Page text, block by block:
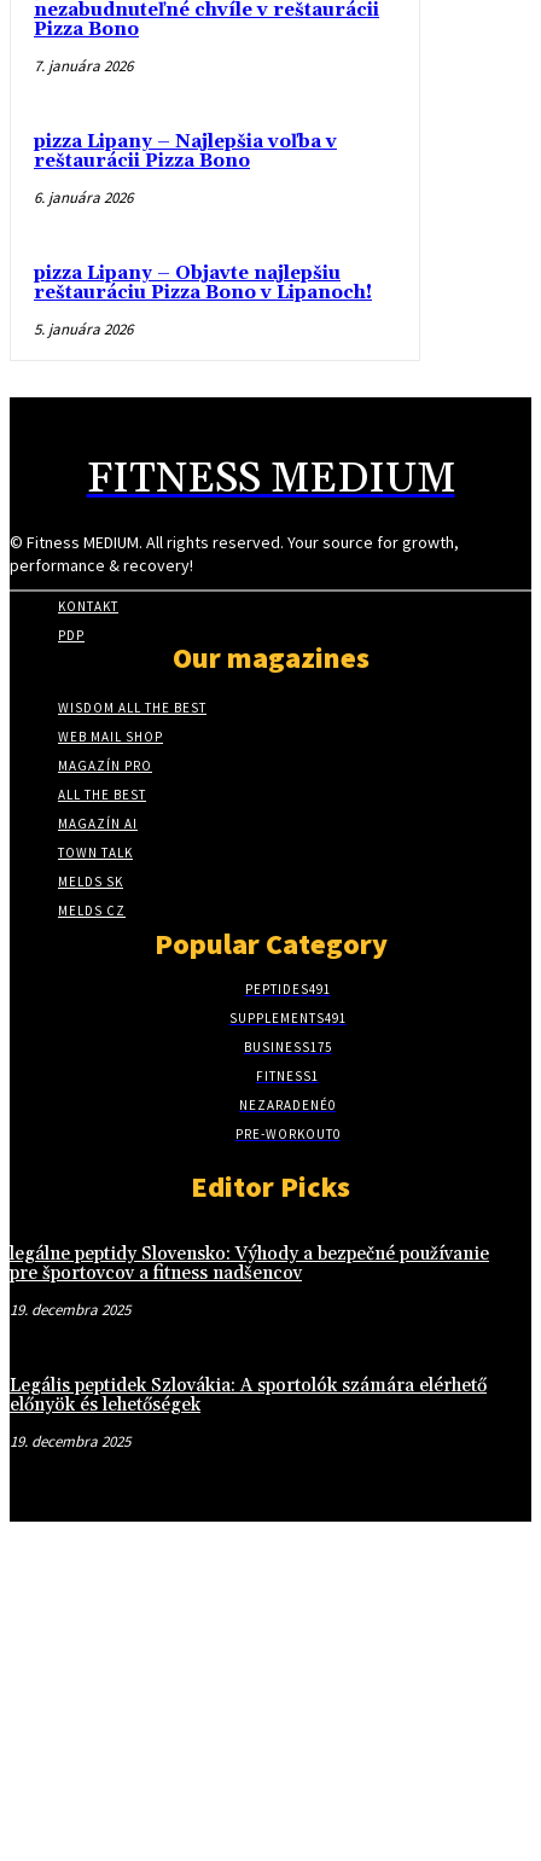
nezabudnuteľné chvíle v reštaurácii
Pizza Bono
7. januára 2026
pizza Lipany – Najlepšia voľba v
reštaurácii Pizza Bono
6. januára 2026
pizza Lipany – Objavte najlepšiu
reštauráciu Pizza Bono v Lipanoch!
5. januára 2026
FITNESS MEDIUM
© Fitness MEDIUM. All rights reserved. Your source for growth,
performance & recovery!
KONTAKT
PDP
Our magazines
WISDOM ALL THE BEST
WEB MAIL SHOP
MAGAZÍN PRO
ALL THE BEST
MAGAZÍN AI
TOWN TALK
MELDS SK
MELDS CZ
Popular Category
PEPTIDES491
SUPPLEMENTS491
BUSINESS175
FITNESS1
NEZARADENÉ0
PRE-WORKOUT0
Editor Picks
legálne peptidy Slovensko: Výhody a bezpečné používanie
pre športovcov a fitness nadšencov
19. decembra 2025
Legális peptidek Szlovákia: A sportolók számára elérhető
előnyök és lehetőségek
19. decembra 2025